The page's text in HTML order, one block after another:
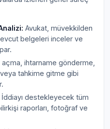
Avukat, müvekkilden
belgeleri inceler ve
açma, ihtarname gönderme,
tahkime gitme gibi
İddiayı destekleyecek tüm
raporları, fotoğraf ve